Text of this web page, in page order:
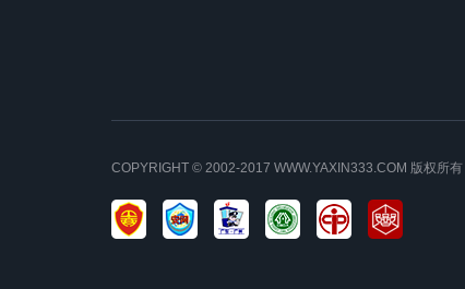
COPYRIGHT © 2002-2017 WWW.YAXIN333.COM 版权所有